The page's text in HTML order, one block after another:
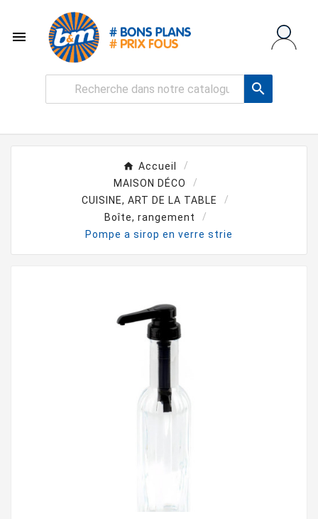


Accueil
MAISON DÉCO
CUISINE, ART DE LA TABLE
Boîte, rangement
Pompe a sirop en verre strie